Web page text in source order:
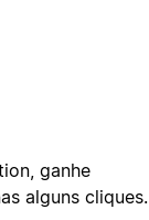
ganhe
alguns cliques.